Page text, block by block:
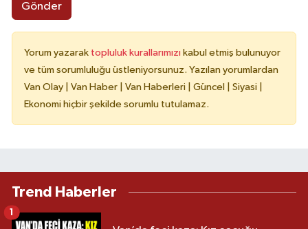
Gönder
Yorum yazarak topluluk kurallarımızı kabul etmiş bulunuyor
ve tüm sorumluluğu üstleniyorsunuz. Yazılan yorumlardan
Van Olay | Van Haber | Van Haberleri | Güncel | Siyasi |
Ekonomi hiçbir şekilde sorumlu tutulamaz.
Trend Haberler
1